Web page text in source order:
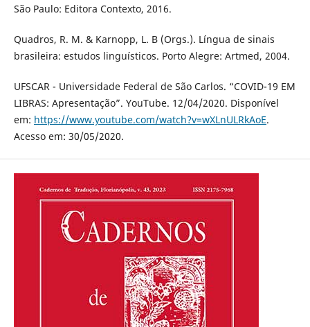
São Paulo: Editora Contexto, 2016.
Quadros, R. M. & Karnopp, L. B (Orgs.). Língua de sinais
brasileira: estudos linguísticos. Porto Alegre: Artmed, 2004.
UFSCAR - Universidade Federal de São Carlos. “COVID-19 EM
LIBRAS: Apresentação”. YouTube. 12/04/2020. Disponível
em: https://www.youtube.com/watch?v=wXLnULRkAoE.
Acesso em: 30/05/2020.